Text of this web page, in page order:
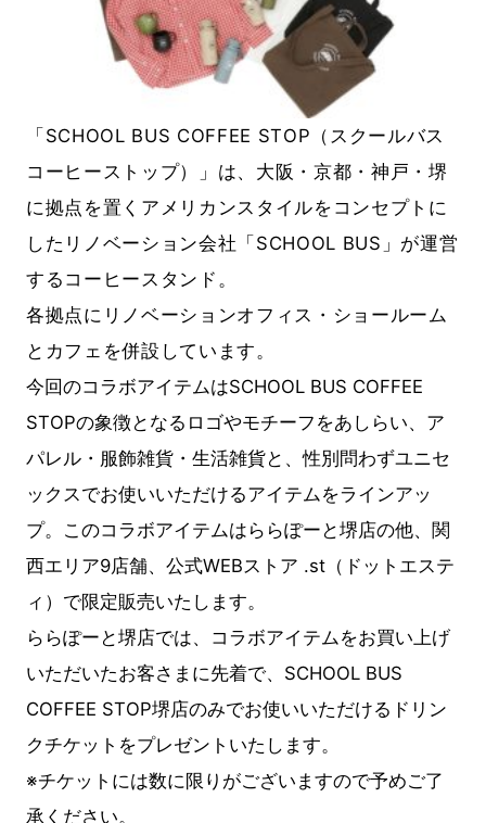
「SCHOOL BUS COFFEE STOP（スクールバス
コーヒーストップ）」は、大阪・京都・神戸・堺
に拠点を置くアメリカンスタイルをコンセプトに
したリノベーション会社「SCHOOL BUS」が運営
するコーヒースタンド。
各拠点にリノベーションオフィス・ショールーム
とカフェを併設しています。
今回のコラボアイテムはSCHOOL BUS COFFEE
STOPの象徴となるロゴやモチーフをあしらい、ア
パレル・服飾雑貨・生活雑貨と、性別問わずユニセ
ックスでお使いいただけるアイテムをラインアッ
プ。このコラボアイテムはららぽーと堺店の他、関
西エリア9店舗、公式WEBストア .st（ドットエステ
ィ）で限定販売いたします。
ららぽーと堺店では、コラボアイテムをお買い上げ
いただいたお客さまに先着で、SCHOOL BUS
COFFEE STOP堺店のみでお使いいただけるドリン
クチケットをプレゼントいたします。
※チケットには数に限りがございますので予めご了
承ください。